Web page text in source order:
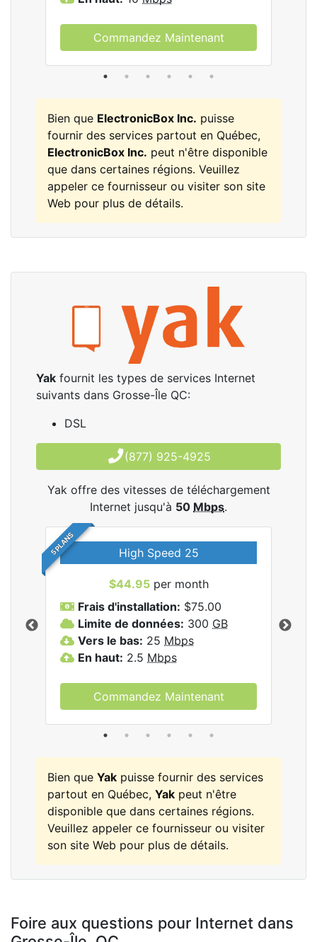
Commandez Maintenant
Bien que ElectronicBox Inc. puisse
fournir des services partout en Québec,
ElectronicBox Inc. peut n'être disponible
que dans certaines régions. Veuillez
appeler ce fournisseur ou visiter son site
Web pour plus de détails.
Yak fournit les types de services Internet
suivants dans Grosse-Île QC:
DSL
(877) 925-4925
Yak offre des vitesses de téléchargement
Internet jusqu'à 50 Mbps.
5 PLANS High Speed 25
$44.95per month
Frais d'installation: $75.00
Limite de données: 300 GB
Vers le bas: 25 Mbps
En haut: 2.5 Mbps
Commandez Maintenant
Bien que Yak puisse fournir des services
partout en Québec, Yak peut n'être
disponible que dans certaines régions.
Veuillez appeler ce fournisseur ou visiter
son site Web pour plus de détails.
Foire aux questions pour Internet dans